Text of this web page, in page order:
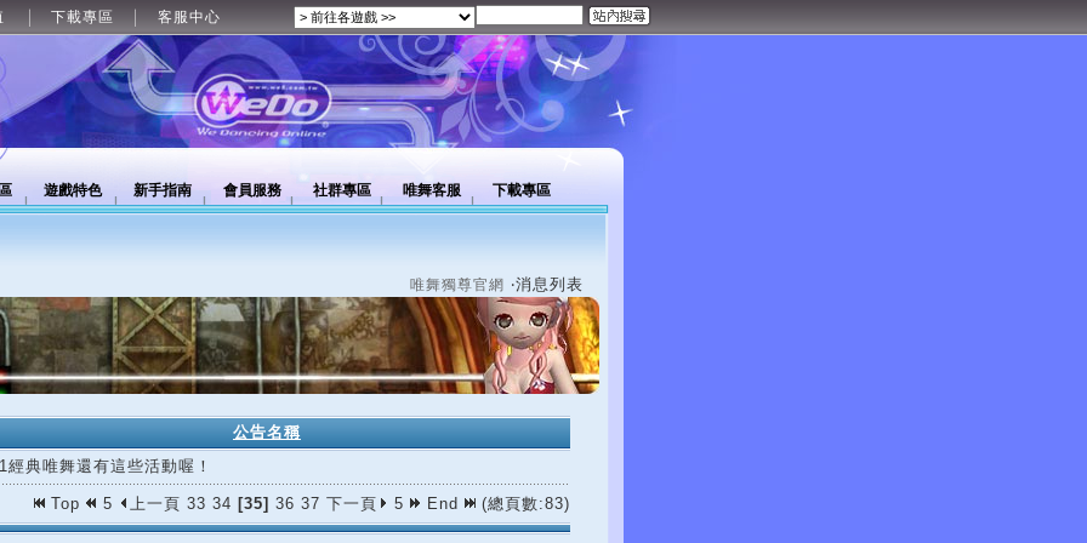
下載專區 客服中心
遊戲特色 新手指南 會員服務 社群專區 唯舞客服 下載專區
唯舞獨尊官網 ‧消息列表
公告名稱
經典唯舞還有這些活動喔！
Top 5 上一頁 33 34 [35] 36 37 下一頁 5 End (總頁數:83)